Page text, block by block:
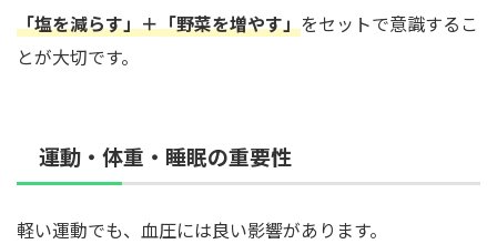
「塩を減らす」＋「野菜を増やす」をセットで意識するこ
とが大切です。
運動・体重・睡眠の重要性
軽い運動でも、血圧には良い影響があります。